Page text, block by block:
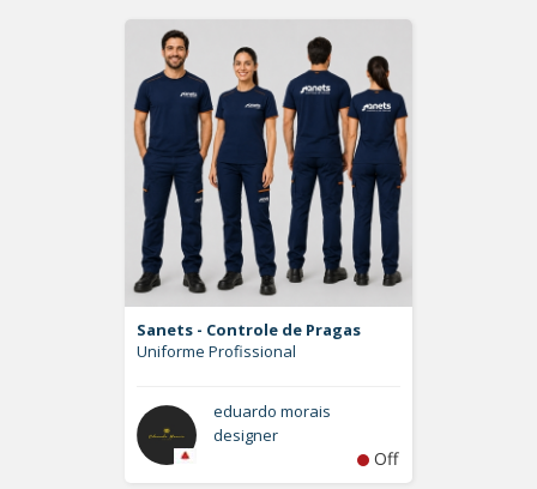
Sanets - Controle de Pragas
Uniforme Profissional
eduardo morais
designer
Off